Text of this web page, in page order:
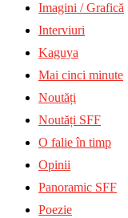
Imagini / Grafică
Interviuri
Kaguya
Mai cinci minute
Noutăți
Noutăți SFF
O falie în timp
Opinii
Panoramic SFF
Poezie